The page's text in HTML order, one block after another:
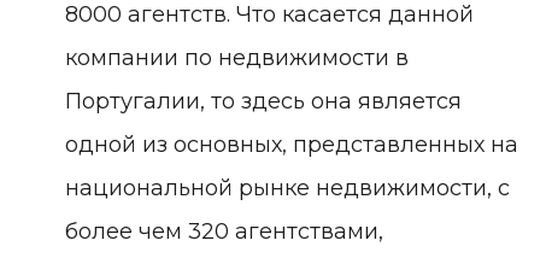
8000 агентств. Что касается данной
компании по недвижимости в
Португалии, то здесь она является
одной из основных, представленных на
национальной рынке недвижимости, с
более чем 320 агентствами,